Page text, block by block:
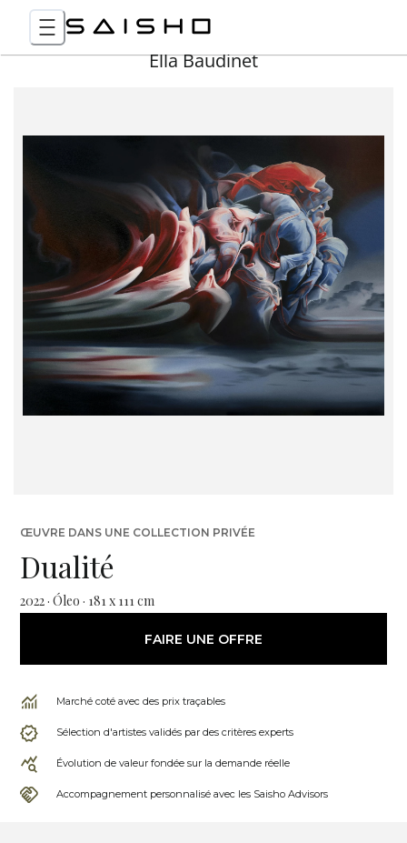
Ella Baudinet
ŒUVRE DANS UNE COLLECTION PRIVÉE
Dualité
2022 · Óleo · 181 x 111 cm
FAIRE UNE OFFRE
Marché coté avec des prix traçables
Sélection d'artistes validés par des critères experts
Évolution de valeur fondée sur la demande réelle
Accompagnement personnalisé avec les Saisho Advisors